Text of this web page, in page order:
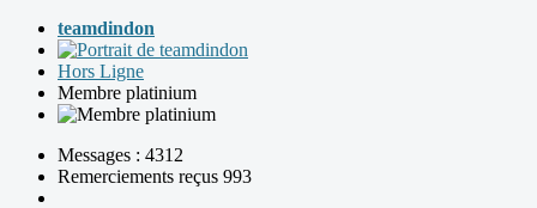
teamdindon
Hors Ligne
Membre platinium
Messages : 4312
Remerciements reçus 993